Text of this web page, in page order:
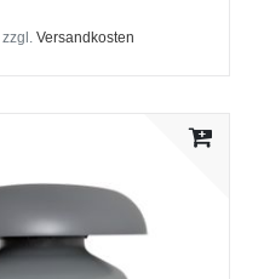
zzgl.Versandkosten